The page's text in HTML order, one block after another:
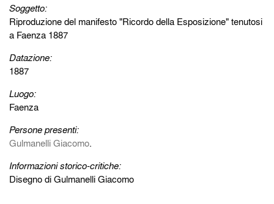
Soggetto:
Riproduzione del manifesto "Ricordo della Esposizione" tenutosi
a Faenza 1887
Datazione:
1887
Luogo:
Faenza
Persone presenti:
Gulmanelli Giacomo.
Informazioni storico-critiche:
Disegno di Gulmanelli Giacomo